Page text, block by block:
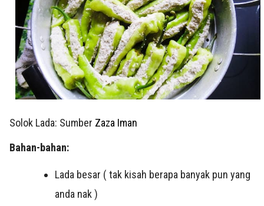
Solok Lada: Sumber Zaza Iman
Bahan-bahan:
Lada besar ( tak kisah berapa banyak pun yang
anda nak )